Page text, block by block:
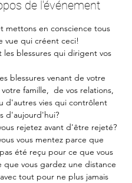
de l'événement
mettons en conscience tous
vue qui créent ceci!
les blessures qui dirigent vos
blessures venant de votre
famille,  de vos relations,
d'autres vies qui contrôlent
d'aujourd'hui?
rejetez avant d'être rejeté?
vous mentez parce que
été reçu pour ce que vous
que vous gardez une distance
tout pour ne plus jamais